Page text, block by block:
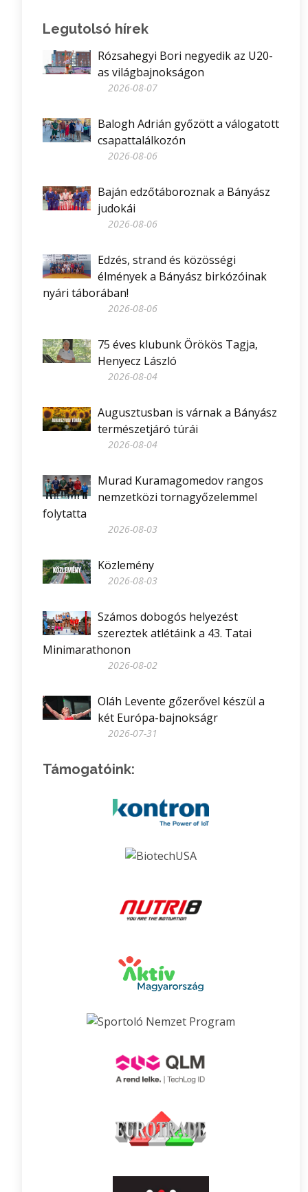
Legutolsó hírek
Rózsahegyi Bori negyedik az U20-
as világbajnokságon
2026-08-07
Balogh Adrián győzött a válogatott
csapattalálkozón
2026-08-06
Baján edzőtáboroznak a Bányász
judokái
2026-08-06
Edzés, strand és közösségi
élmények a Bányász birkózóinak
nyári táborában!
2026-08-06
75 éves klubunk Örökös Tagja,
Henyecz László
2026-08-04
Augusztusban is várnak a Bányász
természetjáró túrái
2026-08-04
Murad Kuramagomedov rangos
nemzetközi tornagyőzelemmel
folytatta
2026-08-03
Közlemény
2026-08-03
Számos dobogós helyezést
szereztek atlétáink a 43. Tatai
Minimarathonon
2026-08-02
Oláh Levente gőzerővel készül a
két Európa-bajnokságr
2026-07-31
Támogatóink: